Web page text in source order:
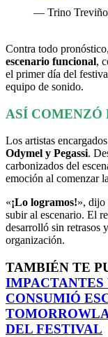
— Trino
Contra todo
escenario funcional,
el primer día del
equipo de sonido.
ASÍ COMENZÓ
Los artistas
Odymel y Pegassi.
carbonizados del
emoción al comenzar
«¡Lo logramos!», dijo
subir al escenario. El
desarrolló sin retrasos
organización.
TAMBIÉN TE
CONSUMIÓ
DEL FESTIVAL